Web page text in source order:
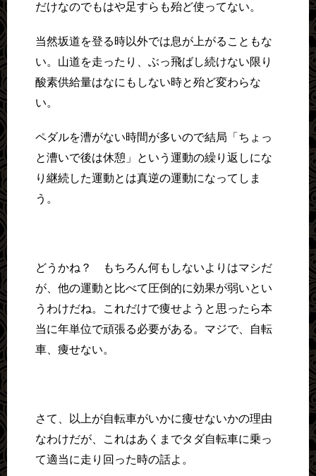
だけなのでもはや足すらも殆ど使ってない。
当然坂道を登る時以外では息が上がることもな
い。山道を走ったり、ぶっ飛ばし続けない限り
酸素供給量はなにもしない時と殆ど変わらな
い。
ペダルを漕がない時間が多いので結局「ちょっ
と漕いで後は休憩」という運動の繰り返しにな
り継続した運動とは真逆の運動になってしま
う。
どうかね？ もちろん何もしないよりはマシだ
が、他の運動と比べて圧倒的に効果が弱いとい
うわけだね。これだけで痩せようと思ったら本
当に年単位で頑張る必要がある。マジで、自転
車、痩せない。
さて、以上が自転車がいかに痩せないかの理由
なわけだが、これはあくまでタダ自転車に乗っ
て適当に走り回った時の話よ。